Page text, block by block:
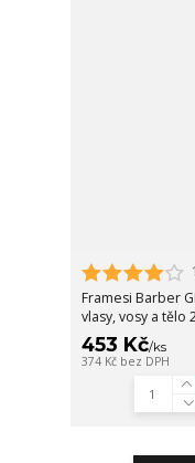
Framesi Barber
vlasy, vosy a tělo
453 Kč/ks
374 Kč bez DPH